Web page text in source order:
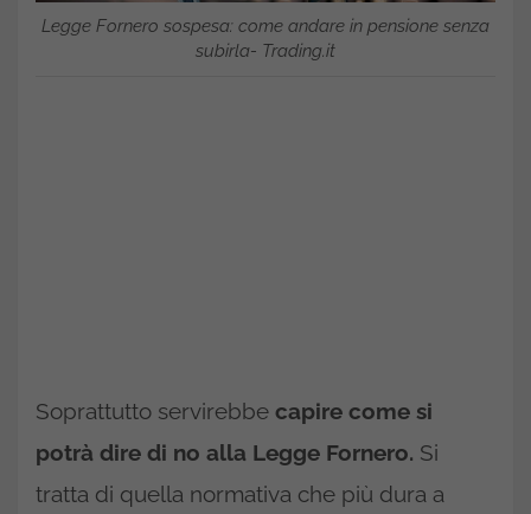
Legge Fornero sospesa: come andare in pensione senza
subirla- Trading.it
Soprattutto servirebbe capire come si
potrà dire di no alla Legge Fornero. Si
tratta di quella normativa che più dura a